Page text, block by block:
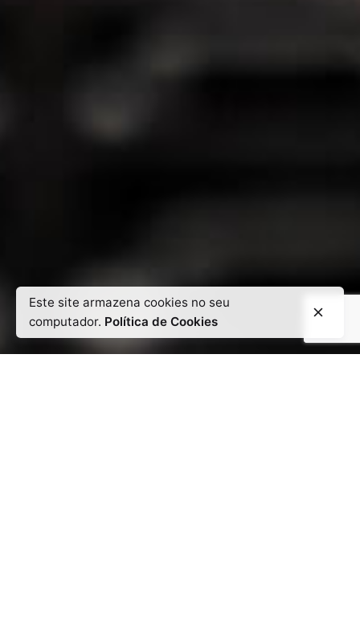
Este site armazena cookies no seu
computador. Política de Cookies